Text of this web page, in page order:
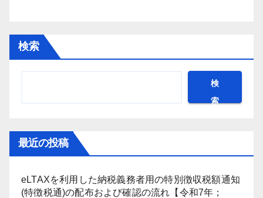
検索
検
索
最近の投稿
eLTAXを利用した納税義務者用の特別徴収税額通知
(特徴税通)の配布および確認の流れ【令和7年；